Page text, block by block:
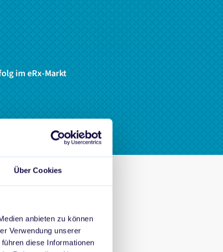
Über Cookies
anbieten zu können
Verwendung unserer
diese Informationen
im eRx-Markt
Sie